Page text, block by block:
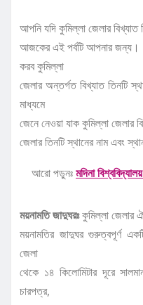
আপনি যদি কুমিল্লা জেলার বিখ্যাত
আজকের এই পর্বটি আপনার জন্য।
করব কুমিল্লা
জেলার অন্তর্গত বিখ্যাত তিনটি
মাধ্যমে
জেনে নেওয়া যাক কুমিল্লা জেলার
জেলার তিনটি স্থানের নাম এবং
আরো পড়ুনঃমদিনা
ময়নামতি জাদুঘরঃকুমিল্লা জেলার
ময়নামতির জাদুঘর গুরুত্বপূর্ণ
জেলা
থেকে ১৪ কিলোমিটার দূরে
চারপত্র,